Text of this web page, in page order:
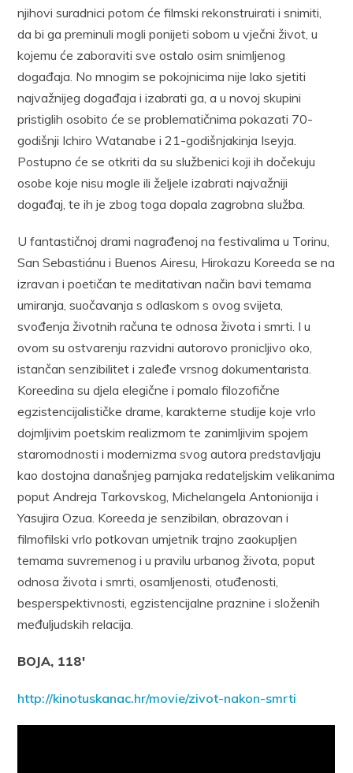
njihovi suradnici potom će filmski rekonstruirati i snimiti,
da bi ga preminuli mogli ponijeti sobom u vječni život, u
kojemu će zaboraviti sve ostalo osim snimljenog
događaja. No mnogim se pokojnicima nije lako sjetiti
najvažnijeg događaja i izabrati ga, a u novoj skupini
pristiglih osobito će se problematičnima pokazati 70-
godišnji Ichiro Watanabe i 21-godišnjakinja Iseyja.
Postupno će se otkriti da su službenici koji ih dočekuju
osobe koje nisu mogle ili željele izabrati najvažniji
događaj, te ih je zbog toga dopala zagrobna služba.
U fantastičnoj drami nagrađenoj na festivalima u Torinu,
San Sebastiánu i Buenos Airesu, Hirokazu Koreeda se na
izravan i poetičan te meditativan način bavi temama
umiranja, suočavanja s odlaskom s ovog svijeta,
svođenja životnih računa te odnosa života i smrti. I u
ovom su ostvarenju razvidni autorovo pronicljivo oko,
istančan senzibilitet i zaleđe vrsnog dokumentarista.
Koreedina su djela elegične i pomalo filozofične
egzistencijalističke drame, karakterne studije koje vrlo
dojmljivim poetskim realizmom te zanimljivim spojem
staromodnosti i modernizma svog autora predstavljaju
kao dostojna današnjeg parnjaka redateljskim velikanima
poput Andreja Tarkovskog, Michelangela Antonionija i
Yasujira Ozua. Koreeda je senzibilan, obrazovan i
filmofilski vrlo potkovan umjetnik trajno zaokupljen
temama suvremenog i u pravilu urbanog života, poput
odnosa života i smrti, osamljenosti, otuđenosti,
besperspektivnosti, egzistencijalne praznine i složenih
međuljudskih relacija.
BOJA, 118′
http://kinotuskanac.hr/movie/zivot-nakon-smrti